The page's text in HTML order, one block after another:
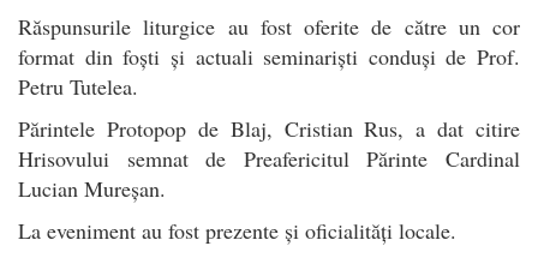
Răspunsurile liturgice au fost oferite de către un cor
format din foști și actuali seminariști conduși de Prof.
Petru Tutelea.
Părintele Protopop de Blaj, Cristian Rus, a dat citire
Hrisovului semnat de Preafericitul Părinte Cardinal
Lucian Mureșan.
La eveniment au fost prezente și oficialități locale.